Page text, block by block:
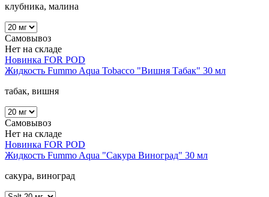
клубника, малина
Самовывоз
Нет на складе
Новинка FOR POD
Жидкость Fummo Aqua Tobacco "Вишня Табак" 30 мл
табак, вишня
Самовывоз
Нет на складе
Новинка FOR POD
Жидкость Fummo Aqua "Сакура Виноград" 30 мл
сакура, виноград